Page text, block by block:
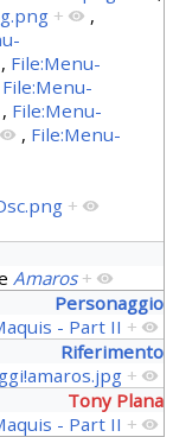
+
,
, File:Menu-
File:Menu-
, File:Menu-
, File:Menu-
+
Amaros +
Personaggio
- Part II +
Riferimento
+
Tony Plana
- Part II +